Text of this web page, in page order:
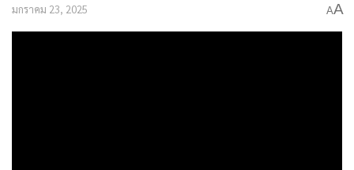
มกราคม 23, 2025 AA